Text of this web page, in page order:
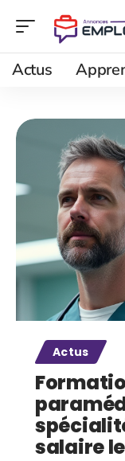
Actus
Actus
salaire